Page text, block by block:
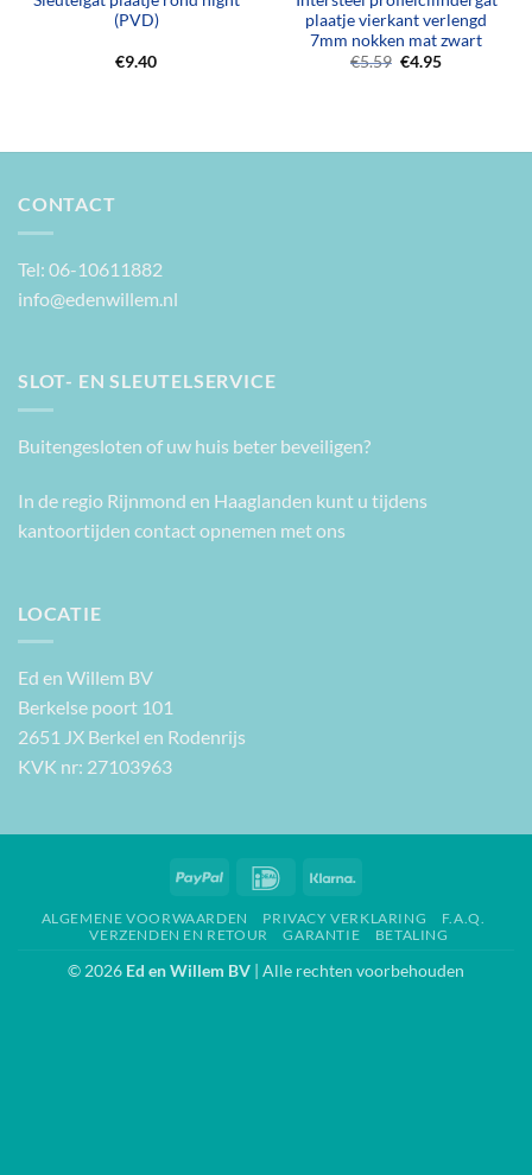
(PVD)
€9.40
plaatje vierkant verlengd
7mm nokken mat zwart
€5.59 Oorspronkelijke
€4.95Huidige
CONTACT
Tel: 06-10611882
info@edenwillem.nl
SLOT- EN SLEUTELSERVICE
Buitengesloten of uw huis beter beveiligen?
In de regio Rijnmond en Haaglanden kunt u tijdens
kantoortijden contact opnemen met ons
LOCATIE
Ed en Willem BV
Berkelse poort 101
2651 JX Berkel en Rodenrijs
KVK nr: 27103963
PayPal IDeal
ALGEMENE VOORWAARDEN PRIVACY VERKLARING
F.A.Q.
VERZENDEN EN RETOUR
GARANTIE BETALING
© 2026 Ed en Willem BV | Alle rechten voorbehouden